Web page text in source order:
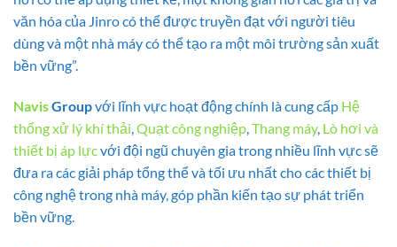
văn hóa của Jinro có thể được truyền đạt với người tiêu
dùng và một nhà máy có thể tạo ra một môi trường sản xuất
bền vững”.
NavisGroupvới lĩnh vực hoạt động chính là cung cấp Hệ
thống xử lý khí thải,Quạt công nghiệp,Thang máy, Lò hơi và
thiết bị áp lựcvới đội ngũ chuyên gia trong nhiều lĩnh vực sẽ
đưa ra các giải pháp tổng thể và tối ưu nhất cho các thiết bị
công nghệ trong nhà máy, góp phần kiến tạo sự phát triển
bền vững.